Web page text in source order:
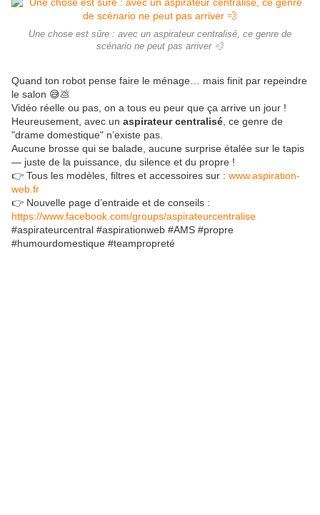
Une chose est sûre : avec un aspirateur centralisé, ce genre de
scénario ne peut pas arriver 💨
Quand ton robot pense faire le ménage… mais finit par repeindre
le salon 😅💩
Vidéo réelle ou pas, on a tous eu peur que ça arrive un jour !
Heureusement, avec un aspirateur centralisé , ce genre de
"drame domestique" n’existe pas.
Aucune brosse qui se balade, aucune surprise étalée sur le tapis
— juste de la puissance, du silence et du propre !
👉 Tous les modèles, filtres et accessoires sur : www.aspiration-
web.fr
👉 Nouvelle page d’entraide et de conseils :
https://www.facebook.com/groups/aspirateurcentralise
#aspirateurcentral #aspirationweb #AMS #propre
#humourdomestique #teampropreté